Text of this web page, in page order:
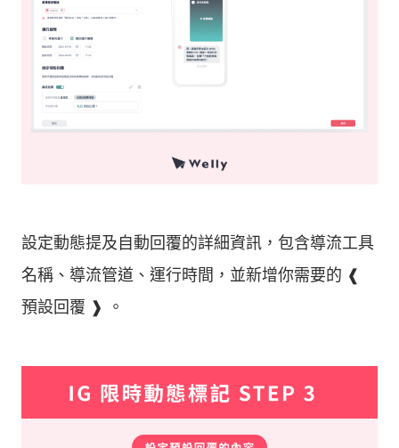
設定動態提及自動回覆的詳細資訊，包含導流工具
名稱、導流管道、運行時間，並新增你需要的 ❰
預設回覆 ❱ 。